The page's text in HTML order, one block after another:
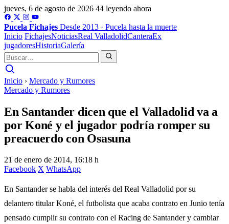
jueves, 6 de agosto de 2026 44 leyendo ahora
Pucela Fichajes Desde 2013 · Pucela hasta la muerte
Inicio FichajesNoticiasReal ValladolidCanteraEx
jugadoresHistoriaGalería
Inicio › Mercado y Rumores
Mercado y Rumores
En Santander dicen que el Valladolid va a
por Koné y el jugador podría romper su
preacuerdo con Osasuna
21 de enero de 2014, 16:18 h
Facebook X WhatsApp
En Santander se habla del interés del Real Valladolid por su
delantero titular Koné, el futbolista que acaba contrato en Junio tenía
pensado cumplir su contrato con el Racing de Santander y cambiar